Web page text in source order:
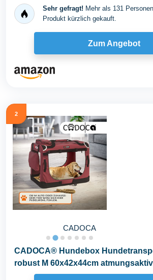
trapezförmig L...
Sehr gefragt! Mehr als 131
Produkt kürzlich gekauft.
Zum Angebot
2
CADOCA
CADOCA® Hundebox
robust M 60x42x44cm atmungsaktiv
Transporttasche...